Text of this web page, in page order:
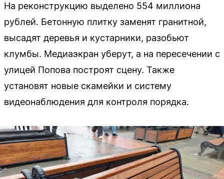
На реконструкцию выделено 554 миллиона
рублей. Бетонную плитку заменят гранитной,
высадят деревья и кустарники, разобьют
клумбы. Медиаэкран уберут, а на пересечении с
улицей Попова построят сцену. Также
установят новые скамейки и систему
видеонаблюдения для контроля порядка.